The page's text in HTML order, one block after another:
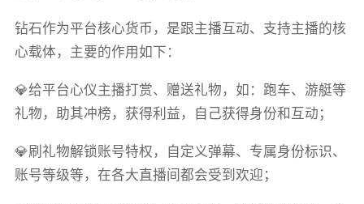
钻石作为平台核心货币，是跟主播互动、支持主播的核
心载体，主要的作用如下：
💎给平台心仪主播打赏、赠送礼物，如：跑车、游艇等
礼物，助其冲榜，获得利益，自己获得身份和互动；
💎刷礼物解锁账号特权，自定义弹幕、专属身份标识、
账号等级等，在各大直播间都会受到欢迎；